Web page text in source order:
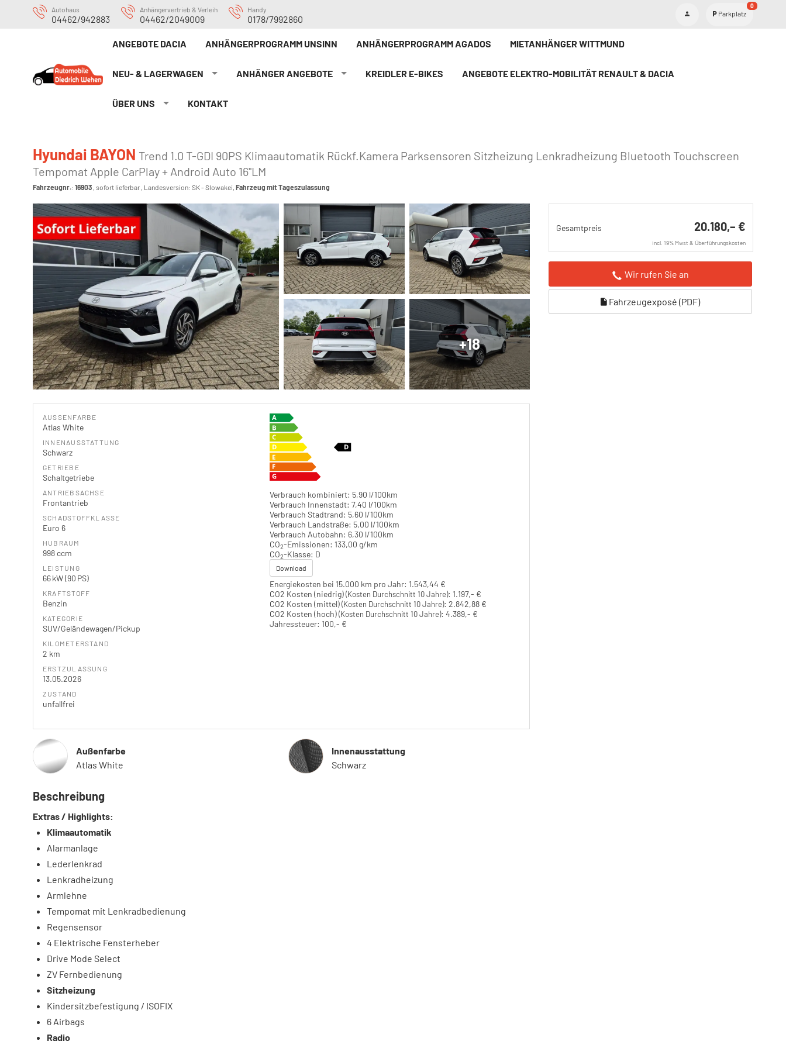
Autohaus
04462/942883
Anhängervertrieb & Verleih
04462/2049009
Handy
0178/7992860
Parkplatz
0
ANGEBOTE DACIA ANHÄNGERPROGRAMM UNSINN ANHÄNGERPROGRAMM AGADOS MIETANHÄNGER WITTMUND
NEU- & LAGERWAGEN ANHÄNGER ANGEBOTE KREIDLER E-BIKE`S ANGEBOTE ELEKTRO-MOBILITÄT RENAULT & DACIA
ÜBER UNS KONTAKT
Hyundai BAYON Trend 1.0 T-GDI 90PS Klimaautomatik Rückf.Kamera Parksensoren Sitzheizung Lenkradheizung Bluetooth Touchscreen
Tempomat Apple CarPlay + Android Auto 16"LM
Fahrzeugnr.: 16903 , sofort lieferbar , Landesversion: SK - Slowakei, Fahrzeug mit Tageszulassung
Gesamtpreis 20.180,– €
incl. 19% Mwst & Überführungskosten
Wir rufen Sie an
Fahrzeugexposé (PDF)
+18
AUSSENFARBE
Atlas White
INNENAUSSTATTUNG
Schwarz
GETRIEBE
Schaltgetriebe
ANTRIEBSACHSE
Frontantrieb
SCHADSTOFFKLASSE
Euro 6
HUBRAUM
998 ccm
LEISTUNG
66 kW (90 PS)
KRAFTSTOFF
Benzin
KATEGORIE
SUV/Geländewagen/Pickup
KILOMETERSTAND
2 km
ERSTZULASSUNG
13.05.2026
ZUSTAND
unfallfrei
Verbrauch kombiniert: 5,90 l/100km
Verbrauch Innenstadt: 7,40 l/100km
Verbrauch Stadtrand: 5,60 l/100km
Verbrauch Landstraße: 5,00 l/100km
Verbrauch Autobahn: 6,30 l/100km
CO2-Emissionen: 133,00 g/km
CO2-Klasse: D
Download
Energiekosten bei 15.000 km pro Jahr: 1.543,44 €
CO2 Kosten (niedrig)(Kosten Durchschnitt 10 Jahre): 1.197,- €
CO2 Kosten (mittel)(Kosten Durchschnitt 10 Jahre): 2.842,88 €
CO2 Kosten (hoch)(Kosten Durchschnitt 10 Jahre): 4.389,- €
Jahressteuer: 100,- €
Außenfarbe
Atlas White
InnenausstattungInnenausstattung
Schwarz
Beschreibung
Extras / Highlights:
Klimaautomatik
Alarmanlage
Lederlenkrad
Lenkradheizung
Armlehne
Tempomat mit Lenkradbedienung
Regensensor
4 Elektrische Fensterheber
Drive Mode Select
ZV Fernbedienung
Sitzheizung
Kindersitzbefestigung / ISOFIX
6 Airbags
Radio